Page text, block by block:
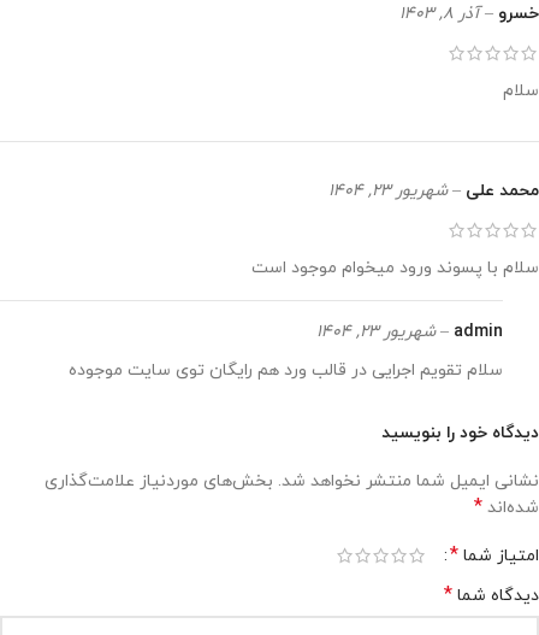
خسرو – آذر 8, 1403
سلام
محمد علی – شهریور 23, 1404
سلام با پسوند ورود میخوام موجود است
admin
– شهریور 23, 1404
سلام تقویم اجرایی در قالب ورد هم رایگان توی سایت موجوده
دیدگاه خود را بنویسید
نشانی ایمیل شما منتشر نخواهد شد. بخش‌های موردنیاز علامت‌گذاری
شده‌اند *
امتیاز شما *
دیدگاه شما *